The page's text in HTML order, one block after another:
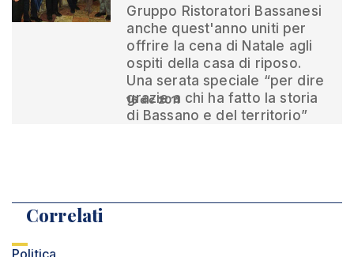
Gruppo Ristoratori Bassanesi
anche quest'anno uniti per
offrire la cena di Natale agli
ospiti della casa di riposo.
Una serata speciale “per dire
grazie a chi ha fatto la storia
di Bassano e del territorio”
16 dic 2011
Correlati
Politica